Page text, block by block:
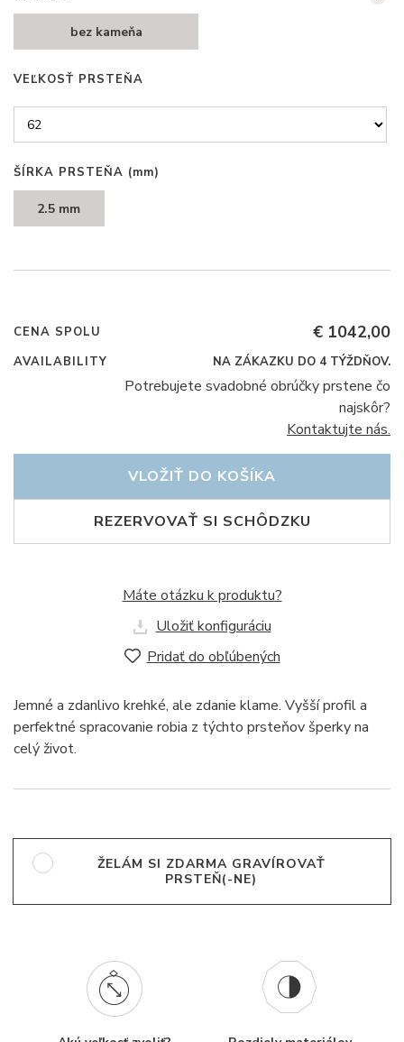
bez kameňa
VEĽKOSŤ PRSTEŇA
ŠÍRKA PRSTEŇA (mm)
2.5 mm
CENA SPOLU € 1042,00
AVAILABILITY NA ZÁKAZKU DO 4 TÝŽDŇOV.
Potrebujete svadobné obrúčky prstene čo
najskôr?
Kontaktujte nás.
REZERVOVAŤ SI SCHÔDZKU
VLOŽIŤ DO KOŠÍKA
Máte otázku k produktu?
Uložiť konfiguráciu
Pridať do obľúbených
Jemné a zdanlivo krehké, ale zdanie klame. Vyšší profil a
perfektné spracovanie robia z týchto prsteňov šperky na
celý život.
ŽELÁM SI ZDARMA GRAVÍROVAŤ
PRSTEŇ(-NE)